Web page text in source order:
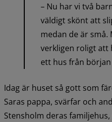
– Nu har vi två
väldigt skönt att
medan de är små.
verkligen roligt att
ett hus från
Idag är huset så gott som
Saras pappa, svärfar och
Stensholm deras